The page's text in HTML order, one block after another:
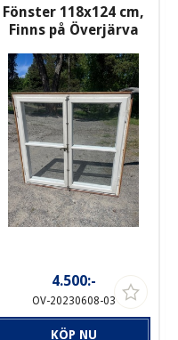
Fönster 118x124 cm,
Finns på Överjärva
4.500:-
OV-20230608-03
KÖP NU